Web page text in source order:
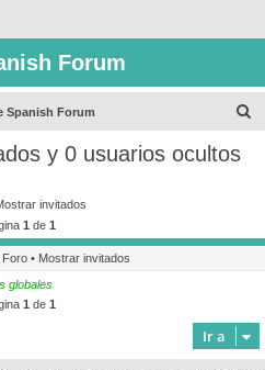
Forum
Spanish Forum
r
y 0 usuarios ocultos
invitados
1 de 1
• Mostrar invitados
globales
1 de 1
Ir a